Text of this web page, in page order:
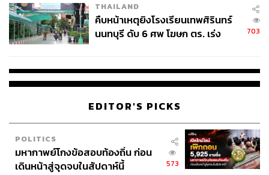
THAILAND
คืบหน้าเหตุยิงโรงเรียนเทพศิรินทร์
นนทบุรี ดับ 6 ศพ โฆษก ตร. เร่ง
703
EDITOR'S PICKS
POLITICS
มหากาพย์โกงข้อสอบท้องถิ่น ก่อน
เดินหน้าสู่จุดจบในสัปดาห์นี้
573